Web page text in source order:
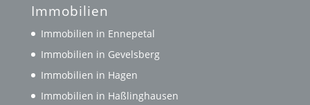
Immobilien
Immobilien in Ennepetal
Immobilien in Gevelsberg
Immobilien in Hagen
Immobilien in Haßlinghausen